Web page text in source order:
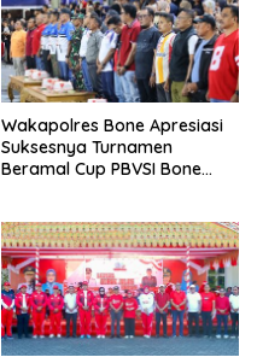
Wakapolres Bone Apresiasi
Suksesnya Turnamen
Beramal Cup PBVSI Bone